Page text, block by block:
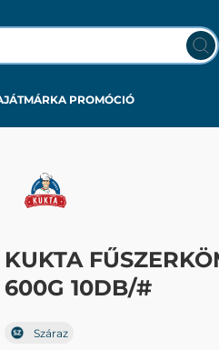
PROMÓCIÓ
KUKTA
600G 10DB/#
Száraz